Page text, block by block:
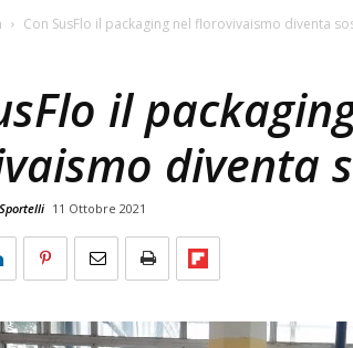
Con SusFlo il packaging nel florovivaismo diventa
il
diventa
11 Ottobre 2021